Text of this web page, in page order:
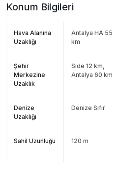
Konum Bilgileri
Hava Alanına
Uzaklığı
Antalya HA 55
km
Şehir
Merkezine
Uzaklık
Side 12 km,
Antalya 60 km
Denize
Uzaklığı
Denize Sıfır
Sahil Uzunluğu 120 m